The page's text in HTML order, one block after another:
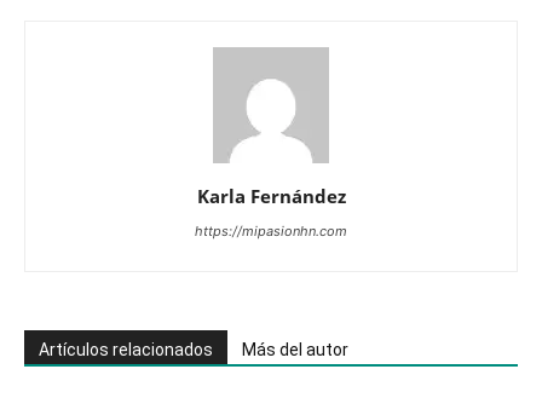
Karla Fernández
https://mipasionhn.com
Artículos relacionados Más del autor